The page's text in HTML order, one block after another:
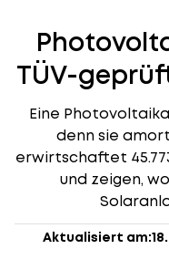
TÜV-
Eine
denn sie
erwirtschaftet
und zeigen,
Aktualisiert am: